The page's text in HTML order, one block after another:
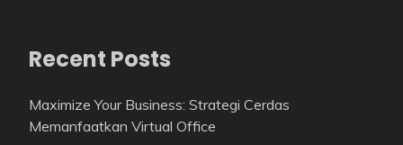
Recent Posts
Maximize Your Business: Strategi Cerdas
Memanfaatkan Virtual Office